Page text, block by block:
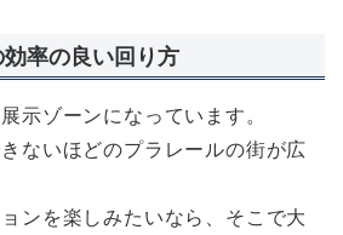
率の良い回り方
示ゾーンになっています。
ないほどのプラレールの街が広
ンを楽しみたいなら、そこで大